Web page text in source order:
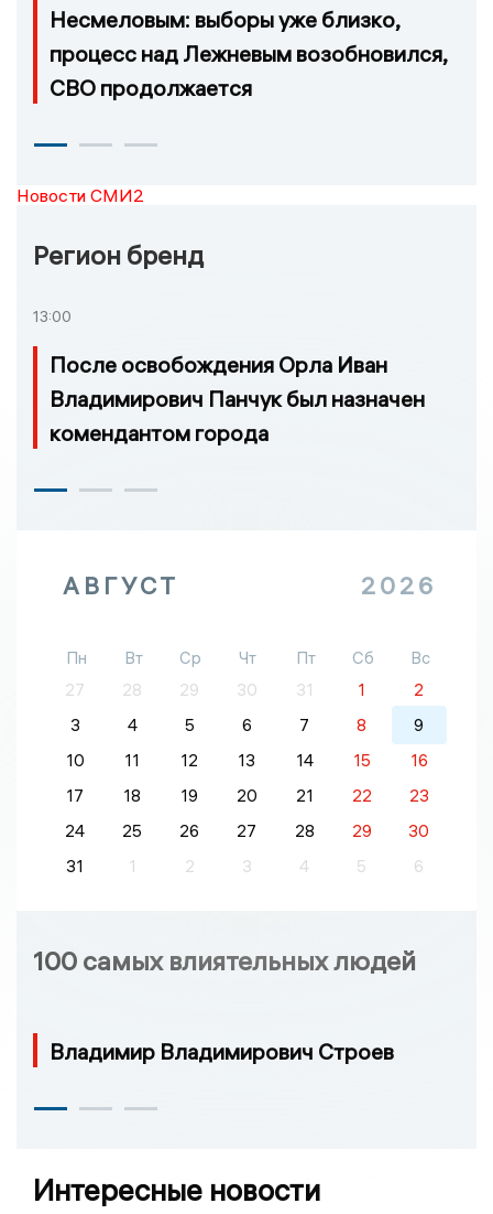
Несмеловым: выборы уже близко,
процесс над Лежневым возобновился,
СВО продолжается
Новости СМИ2
Регион бренд
13:00
После освобождения Орла Иван
Владимирович Панчук был назначен
комендантом города
АВГУСТ 2026
Пн Вт Ср Чт Пт Сб
Вс
27
28 29 30 31 1
2
3
4 5 6 7 8
9
10
11 12 13 14 15
16
17
18 19 20 21 22
23
24
25 26 27 28 29
30
31
1 2 3 4 5 6
100 самых влиятельных людей
Владимир Владимирович Строев
Интересные новости